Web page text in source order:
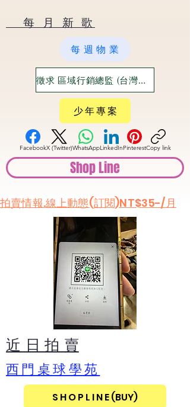
​ 每 月 新 歌
每 週 物 業
徵求 區域行銷總監 (台灣六大都)
少 年 專 案
FacebookX (Twitter)WhatsAppLinkedInPinterestCopy link
Shop Line
​拍賣情報.線上動態(訂閱)NT$35-/月
​近 日 拍 賣
​西門桌球學苑
S H O P L I N E (BUY)